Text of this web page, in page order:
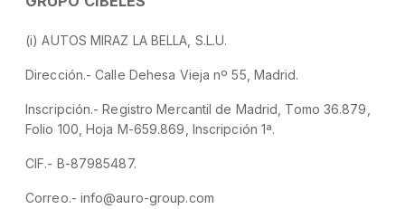
(i) AUTOS MIRAZ LA BELLA, S.L.U.
Dirección.- Calle Dehesa Vieja nº 55, Madrid.
Inscripción.- Registro Mercantil de Madrid, Tomo 36.879,
Folio 100, Hoja M-659.869, Inscripción 1ª.
CIF.- B-87985487.
Correo.- info@auro-group.com